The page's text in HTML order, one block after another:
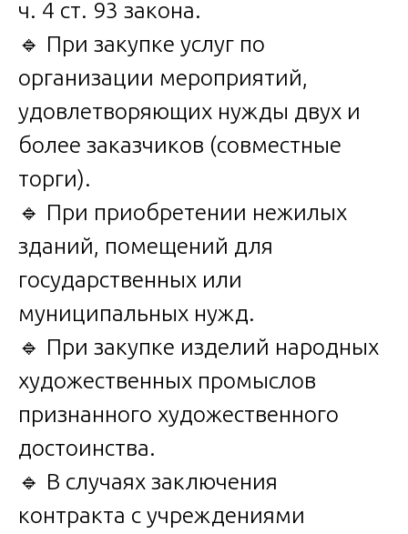
ч. 4 ст. 93 закона.
🔹 При закупке услуг по
организации мероприятий,
удовлетворяющих нужды двух и
более заказчиков (совместные
торги).
🔹 При приобретении нежилых
зданий, помещений для
государственных или
муниципальных нужд.
🔹 При закупке изделий народных
художественных промыслов
признанного художественного
достоинства.
🔹 В случаях заключения
контракта с учреждениями